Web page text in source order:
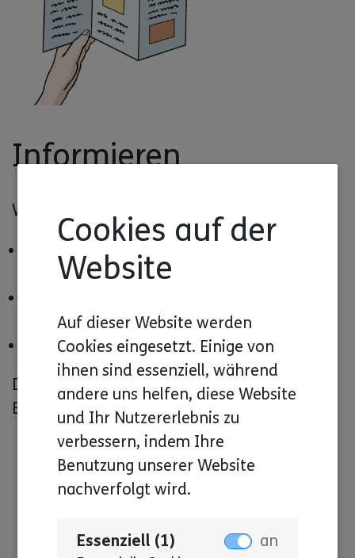
Informieren
Wir schreiben Infos über:
neue Gesetze
wichtige Termine aus den Lebenshilfen
Die Infos bekommen die Lebenshilfen in
Baden-Württemberg.
Cookies auf der
Website
Auf dieser Website werden
Cookies eingesetzt. Einige von
ihnen sind essenziell, während
andere uns helfen, diese Website
und Ihr Nutzererlebnis zu
verbessern, indem Ihre
Benutzung unserer Website
nachverfolgt wird.
Essenziell (1) an